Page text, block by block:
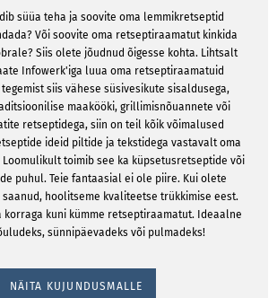
süüa teha ja soovite oma lemmikretseptid
Või soovite oma retseptiraamatut kinkida
Siis olete jõudnud õigesse kohta. Lihtsalt
Infowerk'iga luua oma retseptiraamatuid
siis vähese süsivesikute sisaldusega,
maakööki, grillimisnõuannete või
retseptidega, siin on teil kõik võimalused
ideid piltide ja tekstidega vastavalt oma
toimib see ka küpsetusretseptide või
puhul. Teie fantaasial ei ole piire. Kui olete
saanud, hoolitseme kvaliteetse trükkimise eest.
korraga kuni kümme retseptiraamatut. Ideaalne
sünnipäevadeks või pulmadeks!
NÄITA KUJUNDUSMALLE